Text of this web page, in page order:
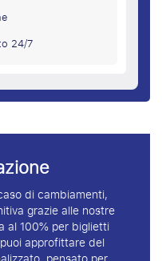
24/7
di cambiamenti,
grazie alle nostre
al 100% per biglietti
approfittare del